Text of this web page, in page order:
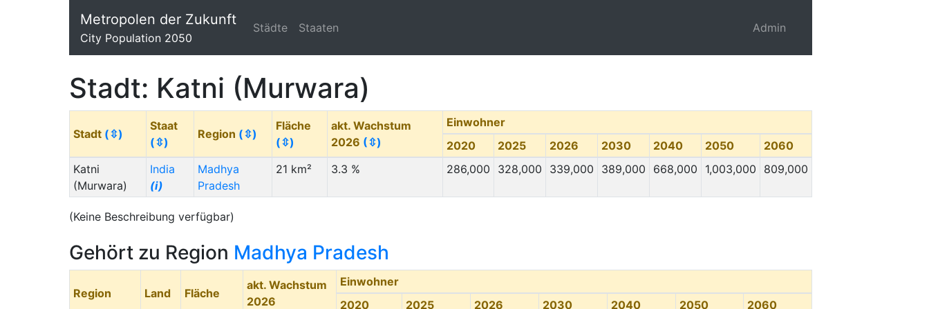
Metropolen der Zukunft
City Population 2050
Städte Staaten Admin
Stadt: Katni (Murwara)
Stadt (⇳)
Staat
(⇳)
Region (⇳)
Fläche
(⇳)
akt. Wachstum
2026 (⇳)
Einwohner
2020
2025 2026 2030 2040 2050
2060
Katni
(Murwara)
India
(i)
Madhya
Pradesh
21 km² 3.3 % 286,000 328,000 339,000 389,000 668,000 1,003,000 809,000
(Keine Beschreibung verfügbar)
Gehört zu Region Madhya Pradesh
Region Land Fläche
akt. Wachstum
2026
Einwohner
2020
2025 2026 2030 2040 2050 2060